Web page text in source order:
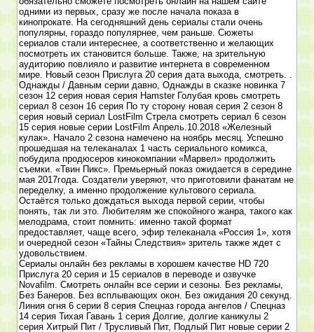
одними из первых, сразу же после начала показа в
кинопрокате. На сегодняшний день сериалы стали очень
популярны, гораздо популярнее, чем раньше. Сюжеты
сериалов стали интереснее, а соответственно и желающих
посмотреть их становится больше. Также, на зрительную
аудиторию повлияло и развитие интернета в современном
мире. Новый сезон Прислуга 20 серия дата выхода, смотреть. .
Однажды / Давным серии давно, Однажды в сказке новинка 7
сезон 12 серия новая серия Hamster Голубая кровь смотреть
сериал 8 сезон 16 серия По ту сторону новая серия 2 сезон 8
серия новый сериал LostFilm Стрела смотреть сериал 6 сезон
15 серия новые серии LostFilm Апрель.10.2018 «Железный
кулак». Начало 2 сезона намечено на ноябрь месяц. Успешно
прошедшая на телеканалах 1 часть сериального комикса,
побудила продюсеров кинокомпании «Марвел» продолжить
съемки. «Твин Пикс». Премьерный показ ожидается в середине
мая 2017года. Создатели уверяют, что приготовили фанатам не
переделку, а именно продолжение культового сериала.
Остаётся только дождаться выхода первой серии, чтобы
понять, так ли это. Любителям же спокойного жанра, такого как
мелодрама, стоит помнить: именно такой формат
предоставляет, чаще всего, эфир телеканала «Россия 1», хотя
и очередной сезон «Тайны Следствия» зритель также ждет с
удовольствием.
Сериалы онлайн без рекламы в хорошем качестве HD 720
Прислуга 20 серия и 15 сериалов в переводе и озвучке
Novafilm. Смотреть онлайн все серии и сезоны. Без рекламы,
Без Банеров. Без всплывающих окон. Без ожидания 20 секунд.
Линия огня 6 серии 8 серия Спецназ города ангелов / Спецназ
14 серия Тихая Гавань 1 серия Долгие, долгие каникулы 2
серия Хитрый Пит / Трусливый Пит, Подлый Пит новые серии 2